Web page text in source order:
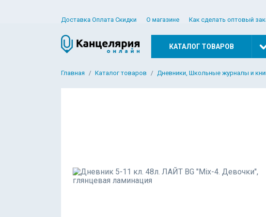
Доставка Оплата Скидки О магазине Как сделать оптовый
КАТАЛОГ ТОВАРОВ
Главная Каталог товаров Дневники, Школьные журналы и